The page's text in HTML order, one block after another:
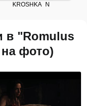
в "Romulus
на фото)